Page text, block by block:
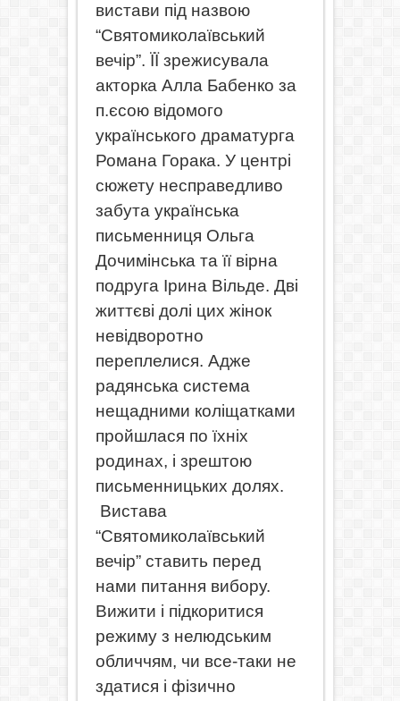
вистави під назвою
“Святомиколаївський
вечір”. ЇЇ зрежисувала
акторка Алла Бабенко за
п.єсою відомого
українського драматурга
Романа Горака. У центрі
сюжету несправедливо
забута українська
письменниця Ольга
Дочимінська та її вірна
подруга Ірина Вільде. Дві
життєві долі цих жінок
невідворотно
переплелися. Адже
радянська система
нещадними коліщатками
пройшлася по їхніх
родинах, і зрештою
письменницьких долях.
Вистава
“Святомиколаївський
вечір” ставить перед
нами питання вибору.
Вижити і підкоритися
режиму з нелюдським
обличчям, чи все-таки не
здатися і фізично